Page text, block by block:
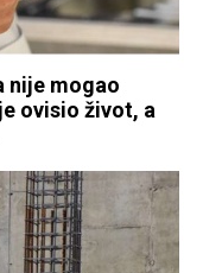
nije mogao
ovisio život, a